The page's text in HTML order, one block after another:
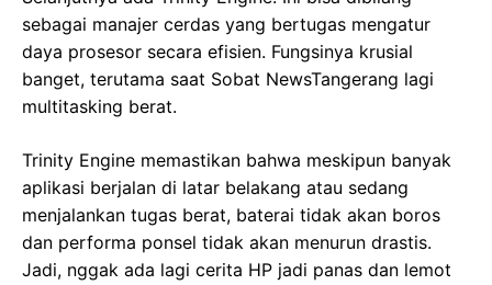
sebagai manajer cerdas yang bertugas mengatur
daya prosesor secara efisien. Fungsinya krusial
banget, terutama saat Sobat NewsTangerang lagi
multitasking berat.
Trinity Engine memastikan bahwa meskipun banyak
aplikasi berjalan di latar belakang atau sedang
menjalankan tugas berat, baterai tidak akan boros
dan performa ponsel tidak akan menurun drastis.
Jadi, nggak ada lagi cerita HP jadi panas dan lemot